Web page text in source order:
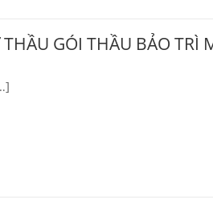
GÓI THẦU BẢO TRÌ